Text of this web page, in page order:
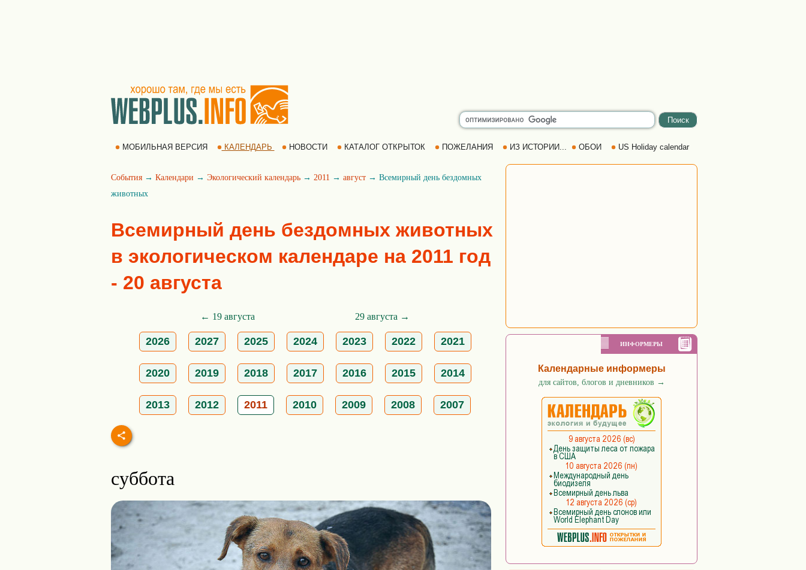
МОБИЛЬНАЯ ВЕРСИЯ КАЛЕНДАРЬ НОВОСТИ КАТАЛОГ ОТКРЫТОК ПОЖЕЛАНИЯ ИЗ ИСТОРИИ... ОБОИ US Holiday calendar
События → Календари → Экологический календарь → 2011 → август → Всемирный день бездомных
животных
Всемирный день бездомных животных
в экологическом календаре на 2011 год
- 20 августа
← 19 августа 29 августа →
2026 2027 2025 2024 2023 2022 2021
2020 2019 2018 2017 2016 2015 2014
2013 2012 2011 2010 2009 2008 2007
суббота
ИНФОРМЕРЫ
Календарные информеры
для сайтов, блогов и дневников →